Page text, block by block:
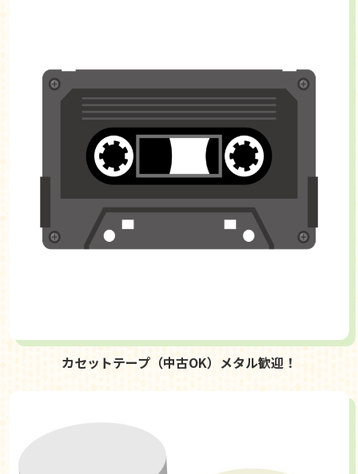
カセットテープ（中古OK）メタル歓迎！